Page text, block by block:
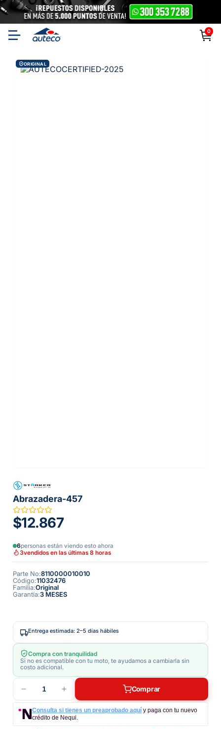
0
ORIGINAL
Abrazadera-457
$12.867
6personas están viendo esto ahora
3vendidos en las últimas 8 horas
Parte No:8110000010010
Código:11032476
Familia:Original
Garantía:3 MESES
Entrega estimada: 2–5 días hábiles
Compra con tranquilidad
Si no es compatible con tu moto, te ayudamos a cambiarla sin
costo adicional.
1 Comprar
Consulta si tienes un preaprobado aquí y paga con tu nuevo
crédito de Nequi.